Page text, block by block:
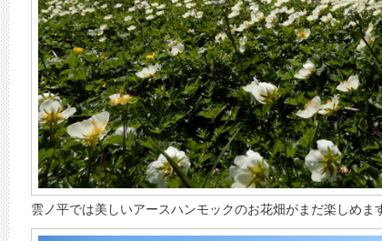
雲ノ平では美しいアースハンモックのお花畑がまだ楽しめま